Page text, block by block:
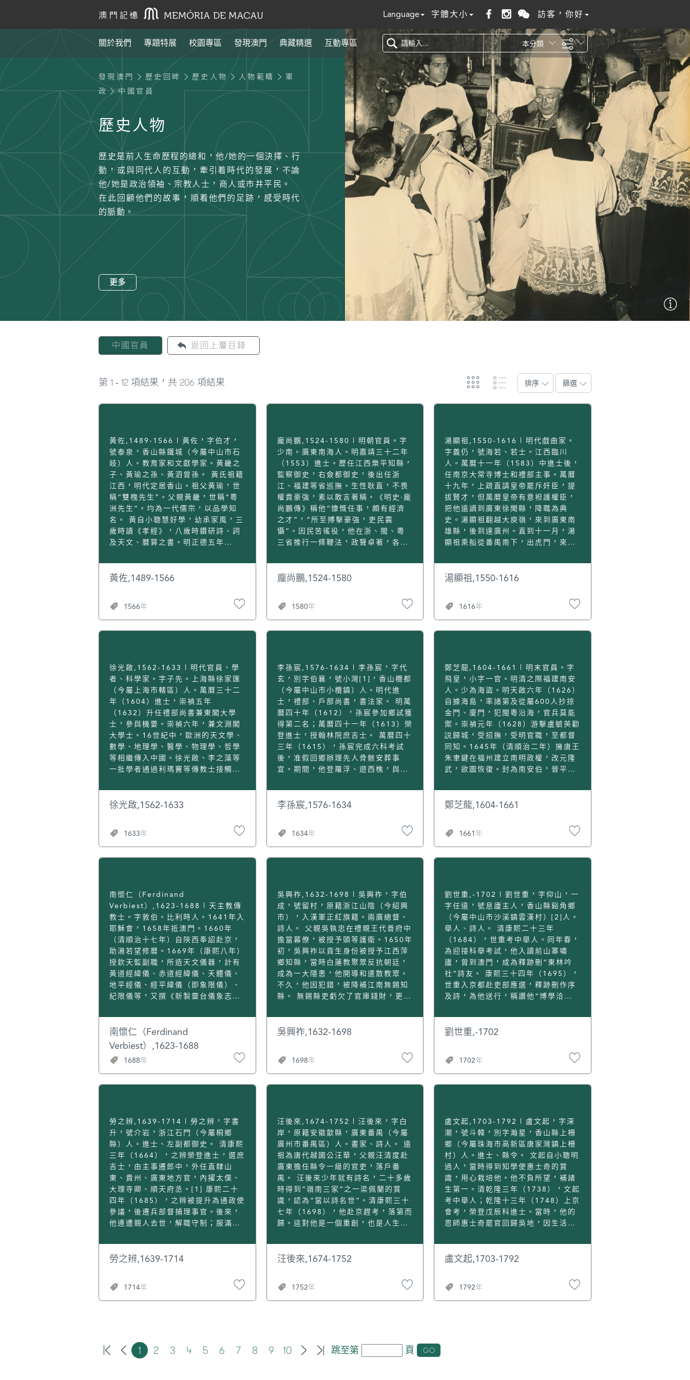
Language 字體大小 訪客，你好
關於我們 專題特展 校園專區 發現澳門 典藏精選 互動專區 本分類
全站
發現澳門 歷史回眸 歷史人物 人物範疇
軍
政
中國官員
歷史人物
歷史是前人生命歷程的總和，他/她的一個決擇、行
動，或與同代人的互動，牽引着時代的發展，不論
他/她是政治領袖、宗教人士，商人或巿井平民。
在此回顧他們的故事，順着他們的足跡，感受時代
的脈動。
更多
中國官員 返回上層目錄
第 1 - 12 項結果，共 206 項結果 排序 篩選
黃佐,1489-1566 | 黃佐，字伯才，
號泰泉，香山縣鐵城（今屬中山市石
岐）人。教育家和文獻學家。黃畿之
子、黃瑜之孫、黃泗曾孫。 黃氏祖籍
江西，明代定居香山。祖父黃瑜，世
稱“雙槐先生”。父親黃畿，世稱“粵
洲先生”。均為一代儒宗，以品學知
名。 黃自小聰慧好學，幼承家風，三
歲時讀《孝經》，八歲時鑽研詩、詞
及天文、曆算之書。明正德五年
（1522）榮登進士，選庶吉士，授翰
林院編修。[1] 當時，朝廷發生一
（朱厚熜）以“兄終弟及”身份，由藩
王繼位。藩王授意大臣議尊他的生父
興獻王為皇考（即去世的太上皇），
叔父才是。黃聯名簽署奏章，
據“禮”力爭。因此得罪皇帝，黃被流
放任江西僉事，不久改任廣西督學。
期間，黃倡修鄉村社學，拆除淫祠，
編印《理學本源》頒行所轄郡邑。[2]
後來，因母親病重，黃辭官回家。他
拜王守仁為師，“與論知行合一之
旨，數相辨難”，得到王守仁的稱
讚。期間，遠近學者從遊甚眾，為
此，黃特別開闢“粵州草堂”，接待遊
用，擔任翰林院編修兼左春坊左司
諫；不久，升任侍讀，掌管南京翰林
後，黃擔任少詹事，與首輔夏言議河
套事意見相左。當時，吏部右侍郎職
位空缺，欲謀此位者互相詆毀，使龍
顏大怒。黃未參與其中，卻因是被薦
居住後，改白雲山景泰寺為泰泉書
院，廣收弟子。弟子中不乏俊賢之
才，明代嶺南詩壇著名的“南園後五
先生”中，歐大任、梁有譽、黎民表
都出自他的門下。講學之餘，黃潛心
著述，經學、地方文獻、詩詞等都有
大建樹。 黃博通經藉，學術上尊重陳
獻章之學說，而與王守仁則數相辨
難。其所持理氣一體說，認為“理即
氣也，氣之有條不可離者所謂理，理
亙古今，無非一氣而已。”在明代學
壇獨樹一幟。 黃勤奮撰述，著作等
典》40卷、《樂典》36卷、《鄉禮》
七卷、《續春秋明經》12卷、《小學
古訓》一卷、《姆訓》一卷等經類。
黃是一代詩宗，著有《兩都賦》兩
被後人尊為“吾粵之昌黎”。朱彝尊評
價為“嶺南詩派，文裕實為領袖，功
不可沒。” 黃在地方文獻方面的貢獻
尤為卓著，正德年間撰成《廣州人物
傳》24卷，分門別類記載廣東歷代先
賢近200人。嘉靖六年（1527）纂成
《廣州市府志》70卷50餘萬字。此書
有作有述，記秦至元史事，皆採錄史
書；明洪武至嘉靖史事，則據所見所
聞。嘉靖三十七年（1558）主纂《廣
書體例嚴謹，文字簡雅，資料充實。
黃還著有《羅浮山志》、《志雍志》
24卷、《廣西通志》60卷、《香山縣
卷、《革除遺事》六卷、《翰林記》
30卷等史類書。 黃平生操守嚴謹，
治學至夜深時分，他還未休息。另一
方面，他對於周濟貧苦人家的社會義
黃佐,1489-1566
1566年
龐尚鵬,1524-1580 | 明朝官員。字
少南。廣東南海人。明嘉靖三十二年
（1553）進士。歷任江西樂平知縣，
監察御史，右僉都御史，後出任浙
江、福建等省巡撫。生性耿直，不畏
權貴豪強，素以敢言著稱。《明史·龐
尚鵬傳》稱他“慷慨任事，頗有經濟
之才”，“所至搏擊豪強，吏民震
懾”。因民苦徭役，他在浙、閩、粵
三省推行一條鞭法，政聲卓著，各地
監察御史之初，十分關懷澳門。他認
為，葡萄牙人入住澳門後僅數年，使
商埠。出於士大夫對國家的責任感，
嘉靖四十三年（1564）冬，在他離開
廣東出任浙江巡撫時，將其在澳門所
見及他對澳門問題的態度，寫成一份
鏡保安海隅疏》或《撫處濠鏡澳
疏》。這份奏章節細記載了澳門開埠
初期的真實情況，內容豐富。它較早
地記錄了“濠鏡澳”和最早記載“澳
門”兩個地名；首次記載16世紀葡萄
牙商人在浪白外洋及澳門近海的貿易
情況，還記載了葡萄牙人入居澳門
後，澳門的迅速發展，以及葡萄牙人
的驕悍和“不甚守法”的情況。這份奏
章以後曾在多種典籍中載錄，如《廣
郡國利病書》、《澳門紀略》、《香
山縣誌》等，是一份史料價值極高的
龐尚鵬,1524-1580
1580年
湯顯祖,1550-1616 | 明代戲曲家。
字義仍，號海若、若士。江西臨川
人。萬曆十一年（1583）中進士後，
任南京大常寺博士和禮部主事。萬曆
十九年，上疏直請皇帝罷斥奸臣，提
拔賢才，但萬曆皇帝有意袒護權臣，
把他遠謫到廣東徐聞縣，降職為典
史。湯顯祖翻越大庾嶺，來到廣東南
雄縣，後到達廣州。直到十一月，湯
顯祖乘船從番禺南下，出虎門，來到
門）。這期間，湯顯祖寫下了《聽香
山譯者》（兩首）、《香山驗香所採
澳門的詩。在這些詩篇中，他描繪了
葡萄牙商人：“不住田園不樹桑，珴
珂衣錦下雲檣。”形容葡萄牙少
女：“花面蠻姬十五強，薔薇露水拂
華洋雜處的澳門，香山澳通事向他介
紹了海外貿易的盛況，他用詩的語
言，描繪了一幅16世紀的澳門風情
畫，不僅在澳門文學史上有極高的價
值，還成為直接反映明朝萬曆年間澳
門歷史及社會生活最生動、最珍貴的
史料。他在澳門的短暫停留所獲得的
深刻印象，甚至影響其日後的文學創
作。他的傳世之作有傳奇《牡丹亭》
（即《還魂記》）、《南柯記》、
川四夢》或《玉茗堂四夢》。《牡丹
亭》的第二十一齣“謁遇”中提到“番
湯顯祖,1550-1616
1616年
徐光啟,1562-1633 | 明代官員、學
者、科學家。字子先。上海縣徐家匯
（今屬上海市轄區）人。萬曆三十二
年（1604）進士，崇禎五年
（1632）升任禮部尚書兼東閣大學
士，參與機要。崇禎六年，兼文淵閣
大學士。16世紀中，歐洲的天文學、
數學、地理學、醫學、物理學、哲學
等相繼傳入中國。徐光啟、李之藻等
一批學者通過利瑪竇等傳教士接觸到
學，翻譯介紹西書，成為近代西學東
漸及中西文化交流的奠基人。徐光啟
Catâneo，1594-1640），初次接
觸到西方文化。其後得知利瑪竇在南
京傳教，1600年春專程赴南京拜訪。
Rocha，1566-1623）向他講論教
理，遂領洗皈依天主教。徐光啟43歲
中進士。利瑪竇、龐迪我（Diego
Pantoja，1571-1618）正在北京傳
教，他常從利瑪竇問學，研習格物及
幾何學。徐光啟堅持研究西學30年，
涉及範圍廣泛，以天文學、數學、農
學最為突出。他十分重視數學的智育
功能，認為數學是“不用為用，眾用
所基”，即諸學科基礎的基礎，大力
竇口授、徐光啟筆錄，翻譯《幾何原
本》，到次年5月譯成6卷。梁啟超在
《中國近三百年學術史》中盛讚
為“字字精金美玉，為千古不朽之
作”。徐光啟還精於火器，仿西法製
造大炮，抵抗清軍。他編撰《農政全
書》60卷，分為農本、田制、農事、
前人的農書和有關農業文獻進行系統
的摘編外，還有他自己在農業和水利
方面的研究成果和西書的譯述。晚年
主編《崇禎曆書》137卷，崇禎六年
十月三十一日最後向皇帝上疏報告此
書成書情況時，距他逝世僅有八天。
近代學者王重民輯有《徐光啟集》。
徐光啟,1562-1633
1633年
李孫宸,1576-1634 | 李孫宸，字代
玄，別字伯襄，號小灣[1]，香山欖都
（今屬中山市小欖鎮）人。明代進
士，禮部、戶部尚書，書法家。 明萬
曆四十年（1612），孫宸參加鄉試獲
得第二名；萬曆四十一年（1613）榮
登進士，授翰林院庶吉士。 萬曆四十
三年（1615），孫宸完成六科考試
後，准假回鄉辦理先人骨骸安葬事
宜。期間，他登羅浮、遊西樵，與農
到之處，皆有賦詠，也到香山勝境虎
遜岩遊覽，有詩志其事。 一年後，孫
後掌管左春坊左庶子，奉命纂修文章
書翰。 明天啟五年（1625），孫宸
升任國子監祭酒；天啟六年（1626）
升詹事府侍讀學士（掌管皇后與太子
署禮部、戶部尚書。 明崇禎初年，孫
宸升為禮部左侍郎兼翰林院察典、經
筵講官。當時通州、薊州、遵化等城
為清軍攻陷，京師告急戒嚴。孫宸上
疏陳述應變方略七條，並與閩粵籍京
官上德勝門，協助將士守城，發誓以
身殉國；倡議捐獻薪俸，變賣金飾用
以犒勞守城將士。當時，很多官吏到
市上搶購馬匹，作為逃難所用。孫宸
卻說：“君辱臣死，買馬何用？！”充
三年（1630），孫宸返禮部視事，次
年十月晉升南京禮部尚書（享受一品
在任內病故，年僅58歲。 李孫宸被
追贈太子太保，諡號“文介公”。他的
曾祖父李惇、祖父李詒德、父親李厥
永，都被封光祿大夫、太子太保，追
書。 李孫宸著有《建霞樓文集》十
卷、《詩集》21卷、《翔齋稿》、
《南沐齋稿》、《北舟小草》等。[1]
小欖舜舉何公祠，建於明萬曆年間
（1573-1620），現存李孫宸為該祠
中堂題寫的“積厚流芳”木匾，因此，
何公祠俗稱“積厚祠”。[2] 萬曆三十
八年（1610）十二月二十日，巡按廣
東監察御史王以寧奏：“澳夷藉口防
番，收買健鬥倭夷以為爪牙，亦不下
疏中提到：“番夷無雜居中國之理，
彼且蓄聚倭奴若而人，黑番若而人，
亡命若而人，以逼處此土”。當時，
御紅夷，而陰實示梗。”可見，當時
明朝政府及其官員對居住在澳門的日
理樹並序》（園欖山頭有雙樹連枝
者，下有古墓存焉，與諸子巽而賦
李孫宸,1576-1634
1634年
鄭芝龍,1604-1661 | 明末官員。字
飛皇，小字一官。明清之際福建南安
人。少為海盜。明天啟六年（1626）
自據海島，率諸第及從屬600人抄掠
金門、廈門，犯閩粵沿海，官兵莫能
禦。崇禎元年（1628）游擊盧毓英勸
説歸城，受招撫，受明官職，至都督
同知。1645年（清順治二年）擁唐王
朱聿鍵在福州建立南明政權，改元隆
武，欲圖恢復。封為南安伯，晉平國
閩，不聽其子成功勸告，不戰而降，
被遣往北京。順治十六年，鄭成功入
鄭芝龍,1604-1661
1661年
南懷仁（Ferdinand
Verbiest）,1623-1688 | 天主教傳
教士。字敦伯。比利時人。1641年入
耶穌會，1658年抵澳門。1660年
（清順治十七年）自陝西奉詔赴京，
助湯若望修曆。1669年（康熙八年）
授欽天監副職，所造天文儀器，計有
黃道經緯儀、赤道經緯儀、天體儀、
地平經儀、經平緯儀（即象限儀）、
紀限儀等，又撰《新製靈台儀象志》
置法，並有繪圖。1674年（康熙十三
年），授欽天監監正，加太常寺少卿
職銜。十七年（1678年）又成《康熙
永年曆法》32卷，加通政使銜。
1688年病逝，康熙以其治曆勞苦功
高，賜諡號“勤敏”，為西洋教士蒙賜
諡號之始。
南懷仁（Ferdinand
Verbiest）,1623-1688
1688年
吳興祚,1632-1698 | 吳興祚，字伯
成，號留村，原籍浙江山陰（今紹興
市），入漢軍正紅旗籍。兩廣總督、
詩人。 父親吳執忠在禮親王代善府中
擔當幕僚，被授予頭等護衛。1650年
初，吳興祚以貢生身份被授予江西萍
鄉知縣，當時白蓮教聚眾反抗朝廷，
成為一大隱患，他開導和遣散教眾。
不久，他因犯錯，被降補江南無錫知
縣。 無錫縣吏虧欠了官庫錢財，更換
所不許離去。吳興祚到任後，為本縣
請求豁免這筆虧欠款，那些應當償還
種官田所得的租錢僱用勞役，老百姓
的困難得以解除。發生饑荒時，他又
叫人煮粥救濟給饑餓的百姓。 八旗兵
駐防蘇州，吳興祚向領兵的固山請求
查出後，立即鞭打，以示處罰，使士
兵都嚴格遵守紀律。1674年，吳興祚
遷為行人（官名，掌管接待諸侯及諸
侯的上卿之禮），仍留下負責處理知
縣事務；又因漕運總督帥顏保舉薦，
他被破格提拔為福建按察使，為清廷
收復鄭成功所佔廈門、金門等地。
1681年，吳興祚被提升為兩廣總督。
到任後，他上疏揭發尚之信在廣東橫
徵暴斂、老百姓深受其害長達幾十
弊端，上奏請求罷免。他上疏請求將
禁界再拓寬，聽任百姓捕採耕種。皇
吳興祚巡歷諸地，進行測量規劃，使
兵民都有安居樂業之地。 他又上疏稱
潮州海汛遼闊，商人往來貿易，因擔
衛外海的島嶼，得到朝廷允准施行。
1685年，吳興祚上疏請在廣東、廣西
吳興祚,1632-1698
1698年
劉世重,-1702 | 劉世重，字仰山，一
字任遠，號息廬主人，香山縣谿角鄉
（今屬中山市沙溪鎮雲漢村）[2]人。
舉人、詩人。 清康熙二十三年
（1684），世重考中舉人。同年春，
為迎接科舉考試，他入讀前山寨嘯
廬，曾到澳門，成為釋跡刪“東林吟
社”詩友。 康熙三十四年（1695），
世重入京都赴吏部應選，釋跡刪作序
及詩，為他送行，稱讚他“博學洽
十六年（1696-1697），世重擔任直
隸行唐縣（今屬河北省石家莊）知
溪開闢地方，建造池榭園林，日夕吟
詩歌唱。泛舟羅浮，產生超然世外的
想法。 晚年時候，世重居住鄉下，行
為謹慎，為人厚道，以身作則，做事
怒了省中大官吏，被關進監牢，不幸
死於獄中。[1] 劉世重著有《東溪羅
浮集》、《東溪詩選》、《振綺堂
集》等文獻。 清康熙二十三年
（1684），劉世重寫下《澳門》一
首：[1] 窮島陰崖有浪痕[3]，銀樓粉
閣自乾坤。[4] 番童夜上三巴寺，洋
舶星維十字門。[5][6] 斜日聽鐘纔早
供[7]，妙檀羅拜又黃昏。[8] 思傳六
籍將夷變，今識中華禮教尊。[9] 現
（廬在前山寨南，與澳門相望。家文
鑒處士延余讀書於此。） 有村皆面
鳥啄桃。 雨痕沿白氈，草色上青袍。
薄暮聞樵唱，前山一路高。 市橋通白
石[11]，望不斷青洲。[12] 瘴海聞歸
劉世重,-1702
1702年
勞之辨,1639-1714 | 勞之辨，字書
升，號介岩，浙江石門（今屬桐鄉
縣）人。進士、左副都御史。 清康熙
三年（1664），之辨榮登進士，選庶
吉士，由主事遷郎中，外任直隸山
東、貴州、廣東地方官，內擢太僕、
大理寺卿、順天府丞。[1] 康熙二十
四年（1685），之辨被提升為通政使
參議，後遷兵部督捕理事官。後來，
他連遭親人去世，解職守制；服滿
史，多有倡議。[2]康熙四十七年
（1708），他晉升左副都御史，不
（1713），之辨赴京祝賀皇帝萬壽，
恢復原官位；第二年，在家中去世，
終年75歲。[2] 勞之辨寫詩學白居
多種清詩總集、選集收錄，《清詩別
裁集》、《兩浙輶軒錄》、《晚晴簃
勞之辨,1639-1714
1714年
汪後來,1674-1752 | 汪後來，字白
岸，原籍安徽歙縣，廣東番禺（今屬
廣州市番禺區）人。畫家、詩人。 遠
祖為唐代越國公汪華，父親汪清度赴
廣東擔任縣令一級的官吏，落戶番
禺。 汪後來少年就有詩名，二十多歲
時得到“嶺南三家”之一梁佩蘭的賞
識，認為“當以詩名世”。清康熙三十
七年（1698），他赴京趕考，落第而
歸。這對他是一個重創，也是人生一
想破滅，汪後來不久轉向武科考試，
29歲時高中。入軍職後不久，他表現
穴，焚燒九十九崗諸寨，清遠、龍門
草寇數萬皆平。”他陸續駐紮佛山、
半詩成攜稿入，營門驚道羽書來”等
詩句中，可看出他“儒將風流”的一
汪後來,1674-1752
1752年
盧文起,1703-1792 | 盧文起，字深
潮，號斗韓，別字瀚星，香山縣上柵
鄉（今屬珠海市高新區唐家灣鎮上柵
村）人。進士、縣令。 文起自小聰明
過人，當時得到知學使惠士奇的賞
識，用心栽培他。他不負所望，補諸
生第一。清乾隆三年（1738），文起
考中舉人；乾隆十三年（1748）上京
會考，榮登戊辰科進士。當時，他的
恩師惠士奇罷官回歸吳地，因生活貧
他同學捐贈600兩，為恩師將房產“紅
豆齋”贖回。此事四方傳為美談。 文
縣令。仁懷當地偏僻貧窮，苛捐雜稅
十分沉重。到任後，他減免貧民稅
收，改善人民的生活。當地文化落
盧文起,1703-1792
1792年
1 2 3 4 5 6 7 8 9 10 跳至第 頁 GO